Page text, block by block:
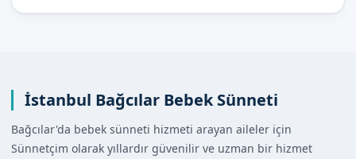
İstanbul Bağcılar Bebek Sünneti
Bağcılar'da bebek sünneti hizmeti arayan aileler için
Sünnetçim olarak yıllardır güvenilir ve uzman bir hizmet